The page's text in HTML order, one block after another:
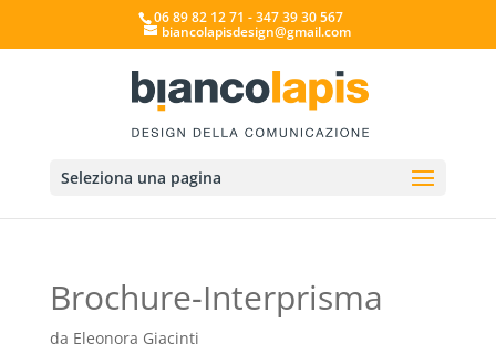
06 89 82 12 71 - 347 39 30 567
biancolapisdesign@gmail.com
Seleziona una pagina
Brochure-Interprisma
da Eleonora Giacinti